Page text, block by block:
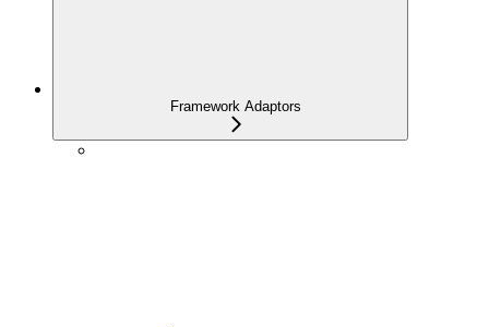
Framework Adaptors